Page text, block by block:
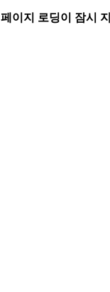
페이지 로딩이 잠시